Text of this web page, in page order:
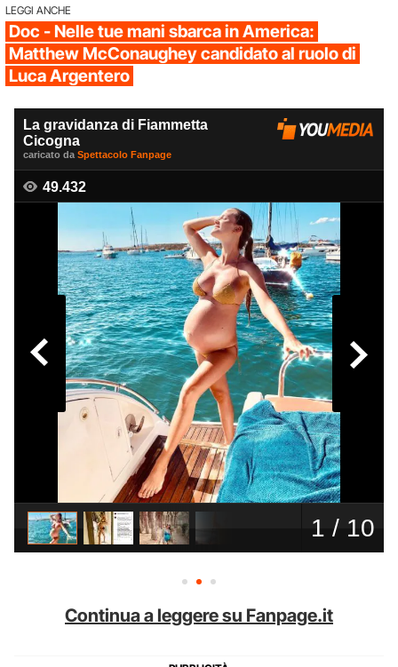
LEGGI ANCHE
Doc - Nelle tue mani sbarca in America:
Matthew McConaughey candidato al ruolo di
Luca Argentero
Continua a leggere su Fanpage.it